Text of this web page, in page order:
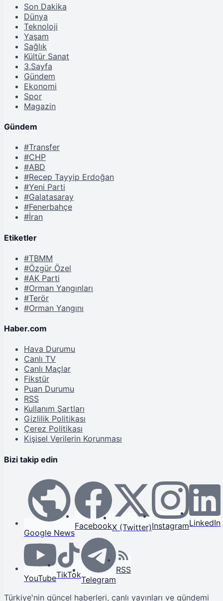
Son Dakika
Dünya
Teknoloji
Yaşam
Sağlık
Kültür Sanat
3.Sayfa
Gündem
Ekonomi
Spor
Magazin
Gündem
#Transfer
#CHP
#ABD
#Recep Tayyip Erdoğan
#Yeni Parti
#Galatasaray
#Fenerbahçe
#İran
Etiketler
#TBMM
#Özgür Özel
#AK Parti
#Orman Yangınları
#Terör
#Orman Yangını
Haber.com
Hava Durumu
Canlı TV
Canlı Maçlar
Fikstür
Puan Durumu
RSS
Kullanım Şartları
Gizlilik Politikası
Çerez Politikası
Kişisel Verilerin Korunması
Bizi takip edin
Google News
FacebookX (Twitter)InstagramLinkedIn
YouTubeTikTokTelegram
RSS
Türkiye'nin güncel haberleri, canlı yayınları ve gündemi